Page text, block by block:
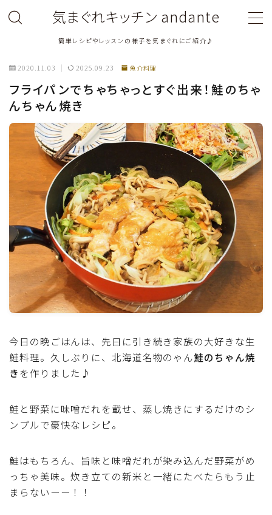
気まぐれキッチン andante
簡単レシピやレッスンの様子を気まぐれにご紹介♪
料理教室関連・レッスン後記
鶏肉料理
豚肉料理
牛肉料理
ひき肉料理
魚介料理
野菜料理(ブロッコリー・カリフラワー・パプリカ・菜
の花・その他)
野菜料理(きゅうり・なす・トマト・ピーマン・かぼち
ゃ・ゴーヤ)
菜・にら)
野菜料理(ズッキーニ・コーン・いんげん・そら豆・え
2020.11.03 2025.09.23 魚介料理
フライパンでちゃちゃっとすぐ出来！鮭のちゃ
んちゃん焼き
今日の晩ごはんは、先日に引き続き家族の大好きな生
鮭料理。久しぶりに、北海道名物のゃん鮭のちゃん焼
き を作りました♪
鮭と野菜に味噌だれを載せ、蒸し焼きにするだけのシ
ンプルで豪快なレシピ。
鮭はもちろん、旨味と味噌だれが染み込んだ野菜がめ
っちゃ美味。炊き立ての新米と一緒にたべたらもう止
まらないーー！！